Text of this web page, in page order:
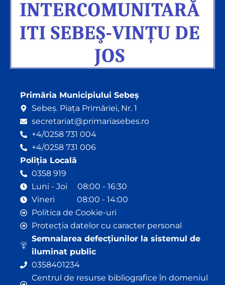
Primăria Municipiului Sebeș
Sebeș. Piața Primăriei, Nr. 1
secretariat@primariasebes.ro
+4/0258 731 004
+4/0258 731 006
Poliția Locală
0358 919
Luni - Joi 08:00 - 16:30
Vineri 08:00 - 14:00
Politica de Cookie-uri
Protecția datelor cu caracter personal
Semnalarea defecțiunilor la sistemul de
iluminat public
0358401234
Centrul de resurse bibliografice în domeniul